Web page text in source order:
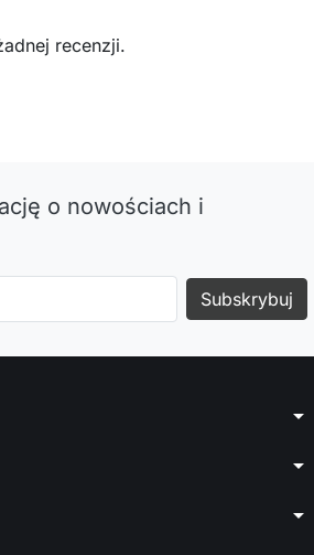
recenzji.
o nowościach i
arrow_drop_down
arrow_drop_down
arrow_drop_down